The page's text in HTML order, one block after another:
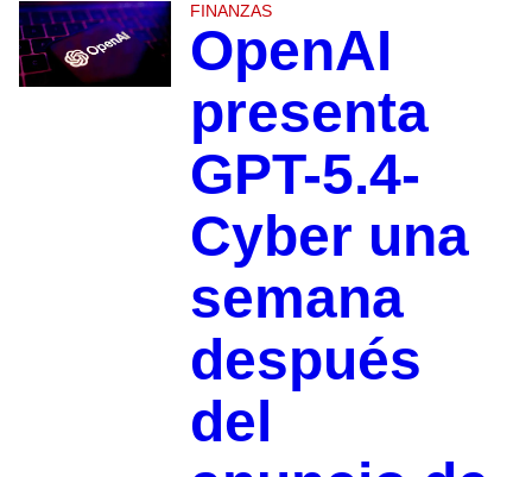
FINANZAS
OpenAI
presenta
GPT-5.4-
Cyber una
semana
después
del